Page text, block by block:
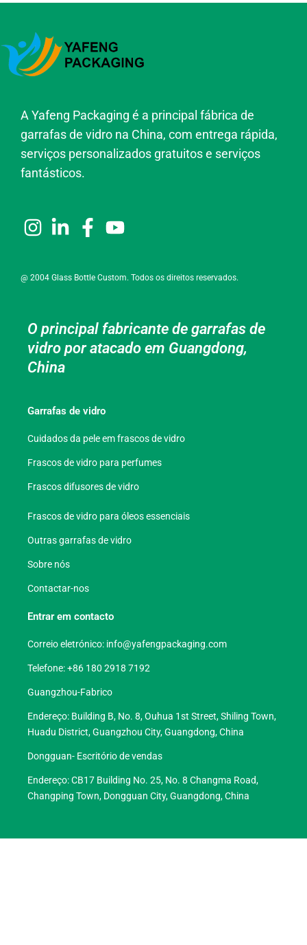
A Yafeng Packaging é a principal fábrica de
garrafas de vidro na China, com entrega rápida,
serviços personalizados gratuitos e serviços
fantásticos.
@ 2004 Glass Bottle Custom. Todos os direitos reservados.
O principal fabricante de garrafas de
vidro por atacado em Guangdong,
China
Garrafas de vidro
Cuidados da pele em frascos de vidro
Frascos de vidro para perfumes
Frascos difusores de vidro
Frascos de vidro para óleos essenciais
Outras garrafas de vidro
Sobre nós
Contactar-nos
Entrar em contacto
Correio eletrónico: info@yafengpackaging.com
Telefone: +86 180 2918 7192
Guangzhou-Fabrico
Endereço: Building B, No. 8, Ouhua 1st Street, Shiling Town,
Huadu District, Guangzhou City, Guangdong, China
Dongguan- Escritório de vendas
Endereço: CB17 Building No. 25, No. 8 Changma Road,
Changping Town, Dongguan City, Guangdong, China